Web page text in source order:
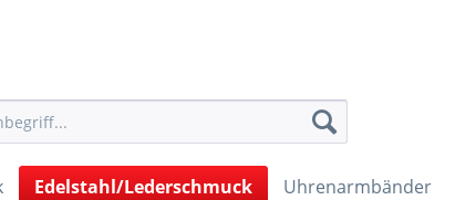
Edelstahl/Lederschmuck Uhrenarmbänder